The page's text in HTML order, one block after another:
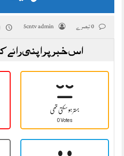
5cntv admin
اس خبر پر اپنی رائے
بہتر ہو سکتی تھی
0 Votes